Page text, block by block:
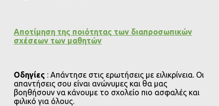
Αποτίμηση της ποιότητας των διαπροσωπικών
σχέσεων των μαθητών
Οδηγίες : Απάντησε στις ερωτήσεις με ειλικρίνεια. Οι
απαντήσεις σου είναι ανώνυμες και θα μας
βοηθήσουν να κάνουμε το σχολείο πιο ασφαλές και
φιλικό για όλους.